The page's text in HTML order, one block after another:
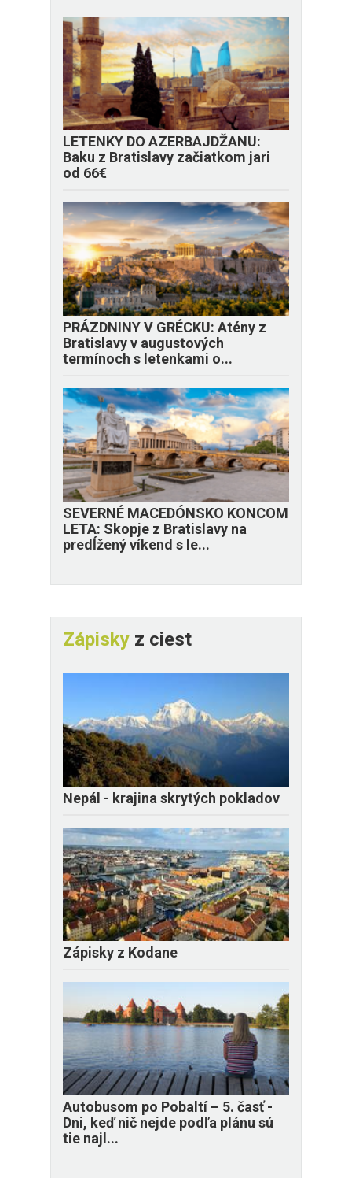
LETENKY DO AZERBAJDŽANU:
Baku z Bratislavy začiatkom jari
od 66€
PRÁZDNINY V GRÉCKU: Atény z
Bratislavy v augustových
termínoch s letenkami o...
SEVERNÉ MACEDÓNSKO KONCOM
LETA: Skopje z Bratislavy na
predĺžený víkend s le...
Zápisky z ciest
Nepál - krajina skrytých pokladov
Zápisky z Kodane
​Autobusom po Pobaltí – 5. časť -
Dni, keď nič nejde podľa plánu sú
tie najl...